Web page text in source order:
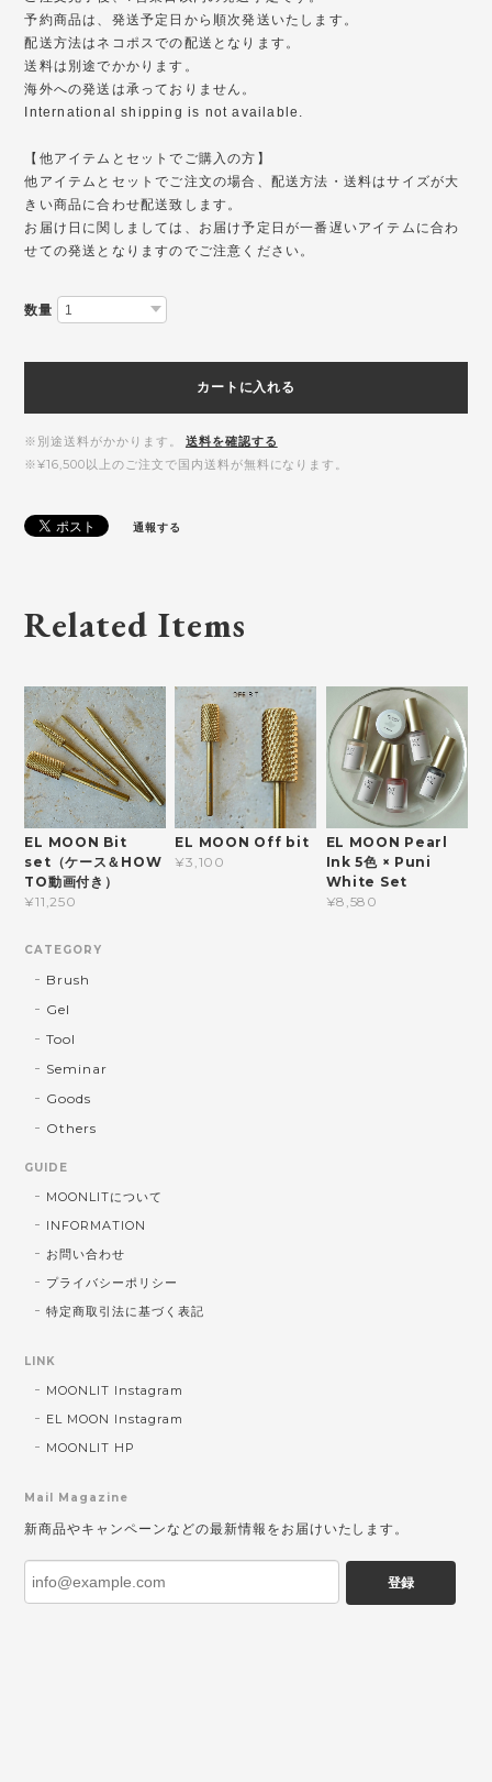
予約商品は、発送予定日から順次発送いたします。
配送方法はネコポスでの配送となります。
送料は別途でかかります。
海外への発送は承っておりません。
International shipping is not available.
【他アイテムとセットでご購入の方】
他アイテムとセットでご注文の場合、配送方法・送料はサイズが大
きい商品に合わせ配送致します。
お届け日に関しましては、お届け予定日が一番遅いアイテムに合わ
せての発送となりますのでご注意ください。
数量
カートに入れる
※別途送料がかかります。
送料を確認する
※¥16,500以上のご注文で国内送料が無料になります。
通報する
Related Items
EL MOON Bit
set（ケース＆HOW
TO動画付き）
¥11,250
EL MOON Off bit
¥3,100
EL MOON Pearl
Ink 5色 × Puni
White Set
¥8,580
CATEGORY
Brush
Gel
Tool
Seminar
Goods
Others
GUIDE
MOONLITについて
INFORMATION
お問い合わせ
プライバシーポリシー
特定商取引法に基づく表記
LINK
MOONLIT Instagram
EL MOON Instagram
MOONLIT HP
Mail Magazine
新商品やキャンペーンなどの最新情報をお届けいたします。
登録